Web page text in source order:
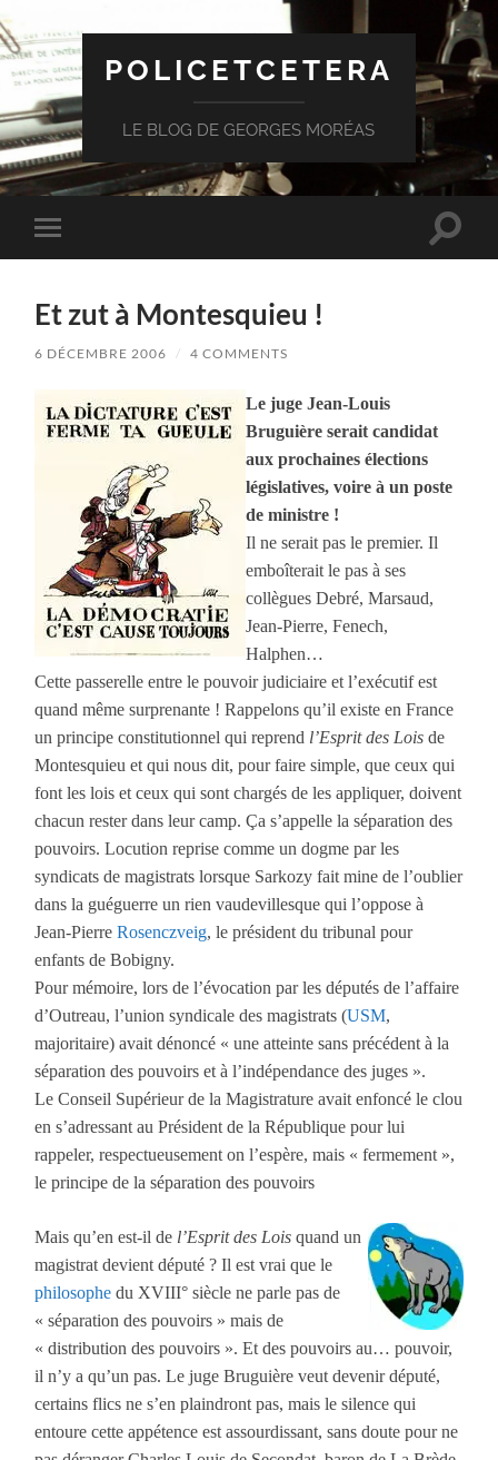
POLICETCETERA
LE BLOG DE GEORGES MORÉAS
Toggle
mobile
Toggle
Et zut à Montesquieu !
6 DÉCEMBRE 2006 / 4 COMMENTS
Le juge Jean-Louis
Bruguière serait candidat
aux prochaines élections
législatives, voire à un poste
de ministre !
Il ne serait pas le premier. Il
emboîterait le pas à ses
collègues Debré, Marsaud,
Jean-Pierre, Fenech,
Halphen…
Cette passerelle entre le pouvoir judiciaire et l’exécutif est
quand même surprenante ! Rappelons qu’il existe en France
un principe constitutionnel qui reprend l’Esprit des Lois de
Montesquieu et qui nous dit, pour faire simple, que ceux qui
font les lois et ceux qui sont chargés de les appliquer, doivent
chacun rester dans leur camp. Ça s’appelle la séparation des
pouvoirs. Locution reprise comme un dogme par les
syndicats de magistrats lorsque Sarkozy fait mine de l’oublier
dans la guéguerre un rien vaudevillesque qui l’oppose à
Jean-PierreRosenczveig, le président du tribunal pour
enfants de Bobigny.
Pour mémoire, lors de l’évocation par les députés de l’affaire
d’Outreau, l’union syndicale des magistrats (USM,
majoritaire) avait dénoncé « une atteinte sans précédent à la
séparation des pouvoirs et à l’indépendance des juges ».
Le Conseil Supérieur de la Magistrature avait enfoncé le clou
en s’adressant au Président de la République pour lui
rappeler, respectueusement on l’espère, mais « fermement »,
le principe de la séparation des pouvoirs
Mais qu’en est-il de l’Esprit des Lois quand un
magistrat devient député ? Il est vrai que le
philosophedu XVIII° siècle ne parle pas de
« séparation des pouvoirs » mais de
« distribution des pouvoirs ». Et des pouvoirs au… pouvoir,
il n’y a qu’un pas. Le juge Bruguière veut devenir député,
certains flics ne s’en plaindront pas, mais le silence qui
entoure cette appétence est assourdissant, sans doute pour ne